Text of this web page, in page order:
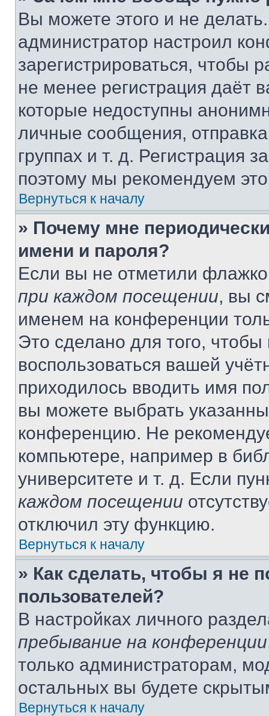
Вы можете этого и не
администратор настроил
зарегистрироваться, чтобы
не менее регистрация даёт
которые недоступны
личные сообщения,
группах и т. д. Регистрация
поэтому мы рекомендуем
Вернуться к началу
» Почему мне
имени и пароля?
Если вы не отметили
при каждом посещении, вы
именем на конференции
Это сделано для того, чтобы
воспользоваться вашей
приходилось вводить имя
вы можете выбрать
конференцию. Не
компьютере, например в
университете и т. д. Если
каждом посещении
отключил эту функцию.
Вернуться к началу
» Как сделать, чтобы я не
пользователей?
В настройках личного
пребывание на конференции
только администраторам,
остальных вы будете
Вернуться к началу